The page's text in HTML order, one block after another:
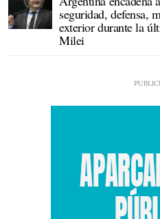
seguridad, defensa,
exterior durante la
Milei